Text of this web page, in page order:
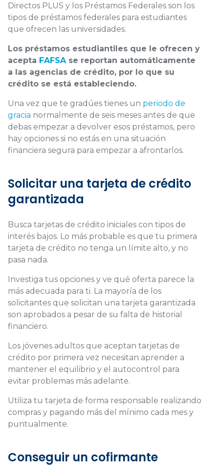
Directos PLUS y los Préstamos Federales son los
tipos de préstamos federales para estudiantes
que ofrecen las universidades.
Los préstamos estudiantiles que le ofrecen y
acepta FAFSA se reportan automáticamente
a las agencias de crédito, por lo que su
crédito se está estableciendo.
Una vez que te gradúes tienes un periodo de
gracia normalmente de seis meses antes de que
debas empezar a devolver esos préstamos, pero
hay opciones si no estás en una situación
financiera segura para empezar a afrontarlos.
Solicitar una tarjeta de crédito
garantizada
Busca tarjetas de crédito iniciales con tipos de
interés bajos. Lo más probable es que tu primera
tarjeta de crédito no tenga un límite alto, y no
pasa nada.
Investiga tus opciones y ve qué oferta parece la
más adecuada para ti. La mayoría de los
solicitantes que solicitan una tarjeta garantizada
son aprobados a pesar de su falta de historial
financiero.
Los jóvenes adultos que aceptan tarjetas de
crédito por primera vez necesitan aprender a
mantener el equilibrio y el autocontrol para
evitar problemas más adelante.
Utiliza tu tarjeta de forma responsable realizando
compras y pagando más del mínimo cada mes y
puntualmente.
Conseguir un cofirmante